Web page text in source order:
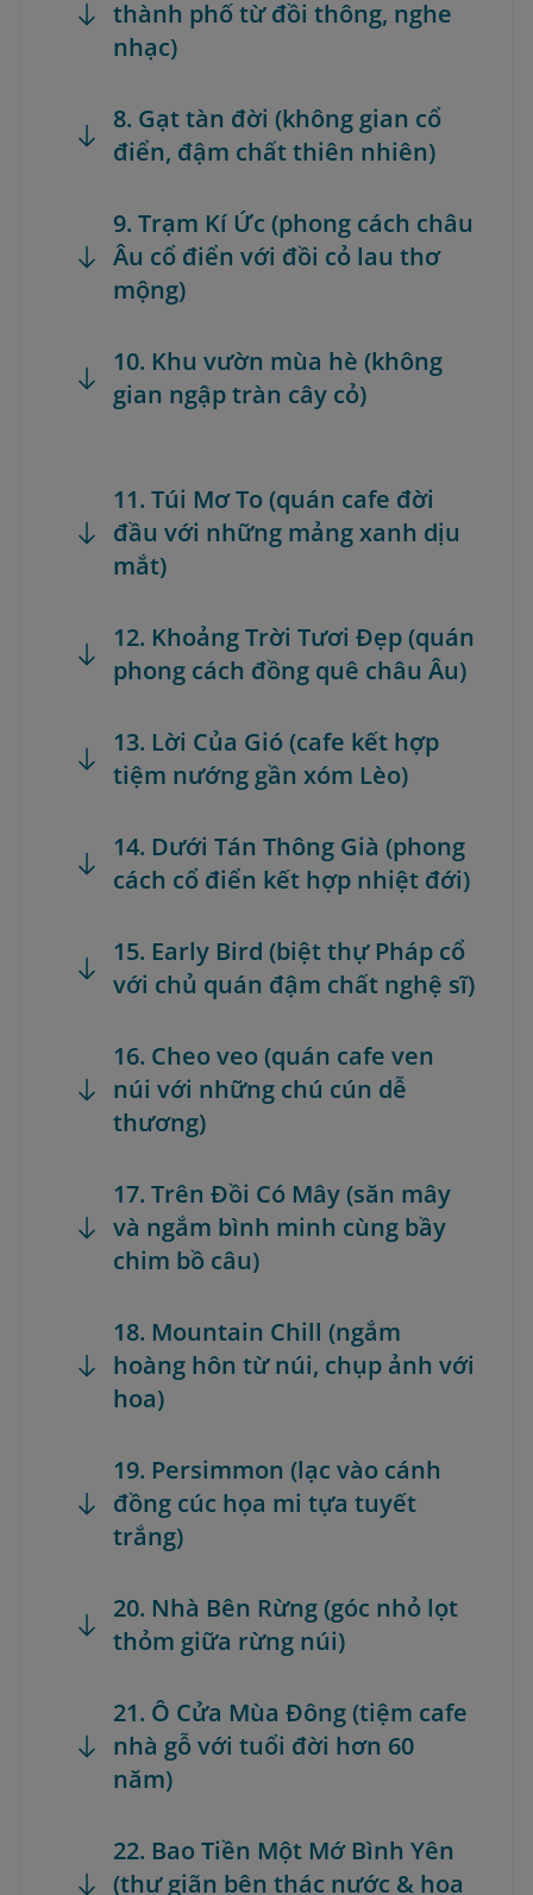
thành phố từ đồi thông, nghe
nhạc)
8. Gạt tàn đời (không gian cổ
điển, đậm chất thiên nhiên)
9. Trạm Kí Ức (phong cách châu
Âu cổ điển với đồi cỏ lau thơ
mộng)
10. Khu vườn mùa hè (không
gian ngập tràn cây cỏ)
11. Túi Mơ To (quán cafe đời
đầu với những mảng xanh dịu
mắt)
12. Khoảng Trời Tươi Đẹp (quán
phong cách đồng quê châu Âu)
13. Lời Của Gió (cafe kết hợp
tiệm nướng gần xóm Lèo)
14. Dưới Tán Thông Già (phong
cách cổ điển kết hợp nhiệt đới)
15. Early Bird (biệt thự Pháp cổ
với chủ quán đậm chất nghệ sĩ)
16. Cheo veo (quán cafe ven
núi với những chú cún dễ
thương)
17. Trên Đồi Có Mây (săn mây
và ngắm bình minh cùng bầy
chim bồ câu)
18. Mountain Chill (ngắm
hoàng hôn từ núi, chụp ảnh với
hoa)
19. Persimmon (lạc vào cánh
đồng cúc họa mi tựa tuyết
trắng)
20. Nhà Bên Rừng (góc nhỏ lọt
thỏm giữa rừng núi)
21. Ô Cửa Mùa Đông (tiệm cafe
nhà gỗ với tuổi đời hơn 60
năm)
22. Bao Tiền Một Mớ Bình Yên
(thư giãn bên thác nước & hoa